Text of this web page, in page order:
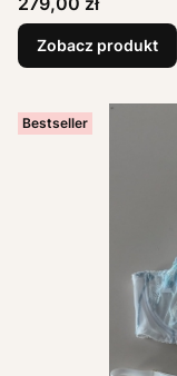
Zobacz produkt
Bestseller